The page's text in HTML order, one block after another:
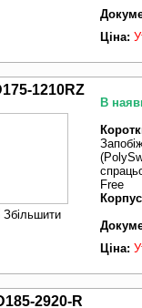
Ціна:
1210RZ
Збільшити
В
Free
Ціна:
2920-R